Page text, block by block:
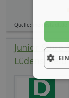
Quelle: meinestadt.de
Junior Store
Lüdenscheid